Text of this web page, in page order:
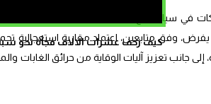
كيف زحف عشرات الالاف فجأة نحو
في سياق تتبع آثار الحادث ومحاولة احتواء
وفق متابعين، اعتماد مقاربة استعجالية
إلى جانب تعزيز آليات الوقاية من حرائق الغابات